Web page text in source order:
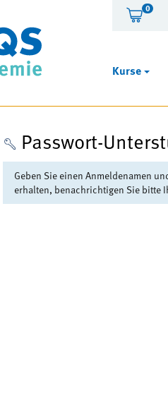
0
Kurse
Passwort-
Geben Sie einen Anmeldenamen
erhalten, benachrichtigen Sie bitte